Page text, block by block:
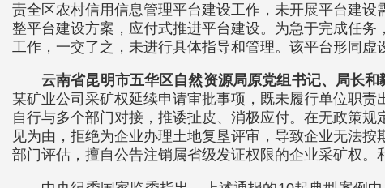
责全区农村信用信息管理平台建设工作，未开展平台建
整平台建设方案，应付式推进平台建设。为急于完成任
工作，一交了之，未进行具体指导和管理。该平台形同
云南省昆明市五华区自然资源局原党组书记、局长
某矿业公司采矿权延续申请审批事项，既未履行单位职
自行与多个部门对接，推诿扯皮、消极应付。在无政策
见为由，拒绝为企业办理土地复垦评审，导致企业无法
部门评估，擅自公告注销属省级发证权限的企业采矿权。